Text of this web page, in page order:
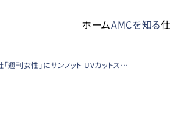
ホームAMCを知る
主婦と生活社「週刊女性」にサンノット UVカットスプレーが掲載されました